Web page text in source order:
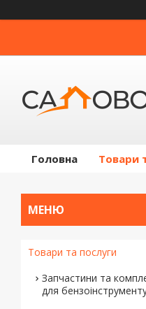
Головна Товари
Товари та послуги
Запчастини та
для